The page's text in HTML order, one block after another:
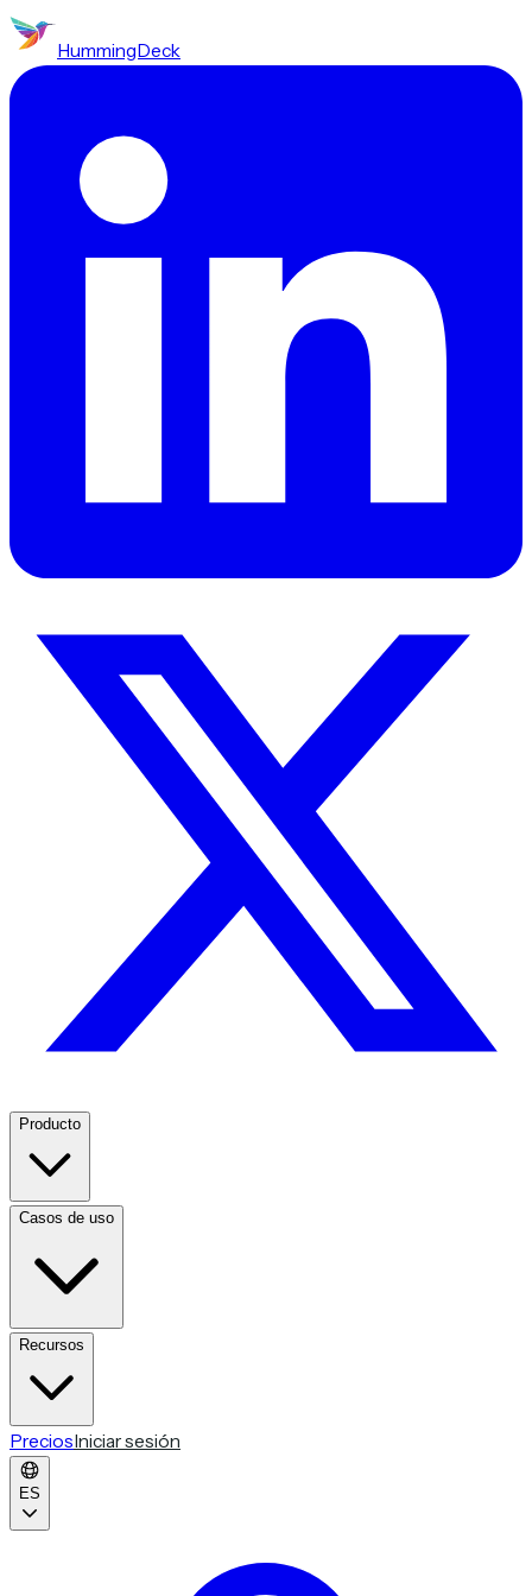
HummingDeck
Producto
Casos de uso
Recursos
PreciosIniciar sesión
ES